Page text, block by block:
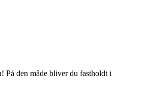
På den måde bliver du fastholdt i